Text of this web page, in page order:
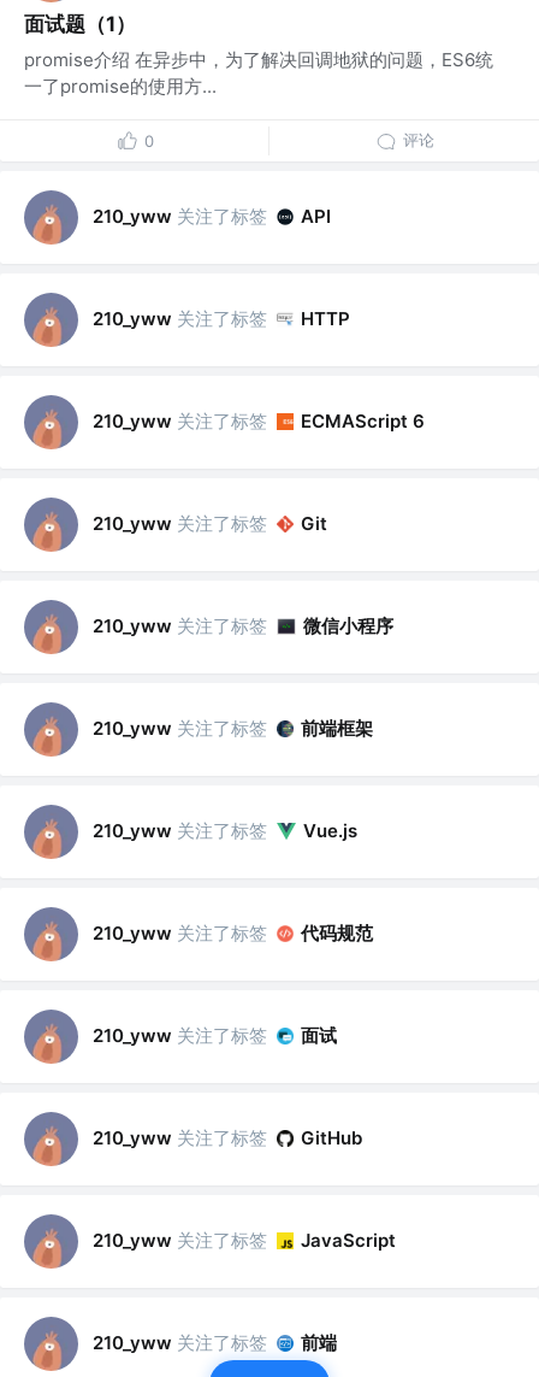
面试题（1）
promise介绍 在异步中，为了解决回调地狱的问题，ES6统
一了promise的使用方...
0 评论
210_yww 关注了标签 API
210_yww 关注了标签 HTTP
210_yww 关注了标签 ECMAScript 6
210_yww 关注了标签 Git
210_yww 关注了标签 微信小程序
210_yww 关注了标签 前端框架
210_yww 关注了标签 Vue.js
210_yww 关注了标签 代码规范
210_yww 关注了标签 面试
210_yww 关注了标签 GitHub
210_yww 关注了标签 JavaScript
210_yww 关注了标签 前端